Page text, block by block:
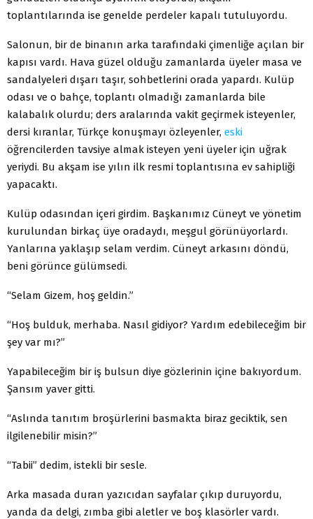
toplantılarında ise genelde perdeler kapalı tutuluyordu.
Salonun, bir de binanın arka tarafındaki çimenliğe açılan bir
kapısı vardı. Hava güzel olduğu zamanlarda üyeler masa ve
sandalyeleri dışarı taşır, sohbetlerini orada yapardı. Kulüp
odası ve o bahçe, toplantı olmadığı zamanlarda bile
kalabalık olurdu; ders aralarında vakit geçirmek isteyenler,
dersi kıranlar, Türkçe konuşmayı özleyenler, eski
öğrencilerden tavsiye almak isteyen yeni üyeler için uğrak
yeriydi. Bu akşam ise yılın ilk resmi toplantısına ev sahipliği
yapacaktı.
Kulüp odasından içeri girdim. Başkanımız Cüneyt ve yönetim
kurulundan birkaç üye oradaydı, meşgul görünüyorlardı.
Yanlarına yaklaşıp selam verdim. Cüneyt arkasını döndü,
beni görünce gülümsedi.
“Selam Gizem, hoş geldin.”
“Hoş bulduk, merhaba. Nasıl gidiyor? Yardım edebileceğim bir
şey var mı?”
Yapabileceğim bir iş bulsun diye gözlerinin içine bakıyordum.
Şansım yaver gitti.
“Aslında tanıtım broşürlerini basmakta biraz geciktik, sen
ilgilenebilir misin?”
“Tabii” dedim, istekli bir sesle.
Arka masada duran yazıcıdan sayfalar çıkıp duruyordu,
yanda da delgi, zımba gibi aletler ve boş klasörler vardı.